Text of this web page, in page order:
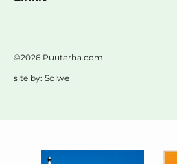
©2026 Puutarha.com
site by: Solwe